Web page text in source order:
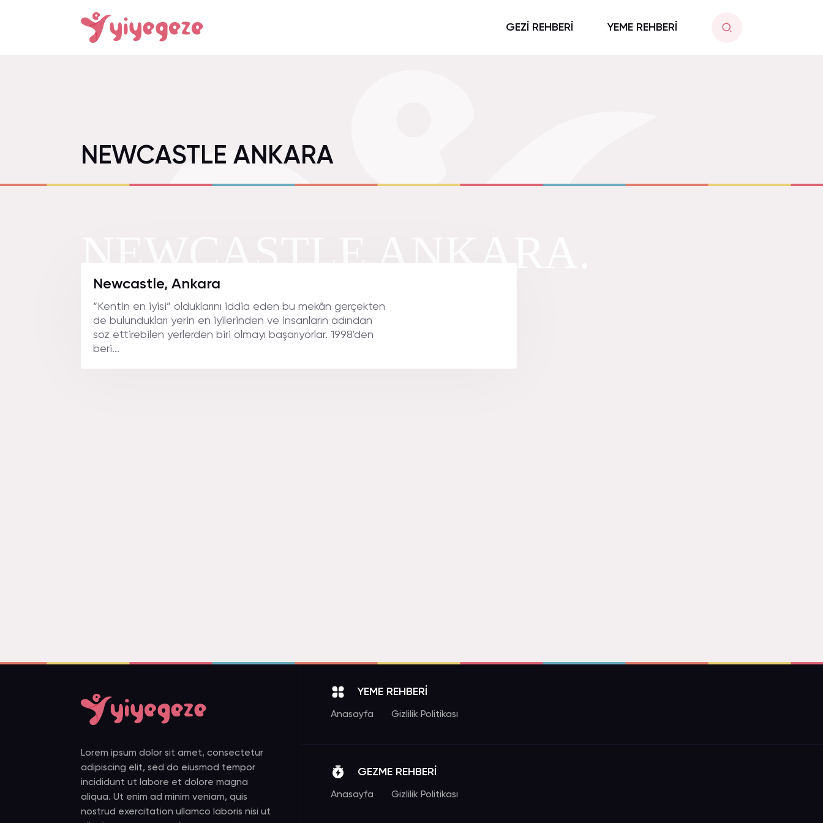
GEZİ REHBERİ YEME REHBERİ
NEWCASTLE ANKARA
Newcastle, Ankara
“Kentin en iyisi” olduklarını iddia eden bu mekân gerçekten
de bulundukları yerin en iyilerinden ve insanların adından
söz ettirebilen yerlerden biri olmayı başarıyorlar. 1998’den
beri...
Lorem ipsum dolor sit amet, consectetur
adipiscing elit, sed do eiusmod tempor
incididunt ut labore et dolore magna
aliqua. Ut enim ad minim veniam, quis
nostrud exercitation ullamco laboris nisi ut
YEME REHBERİ
Anasayfa Gizlilik Politikası
GEZME REHBERİ
Anasayfa Gizlilik Politikası